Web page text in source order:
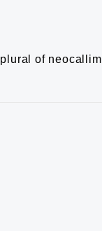
plural of